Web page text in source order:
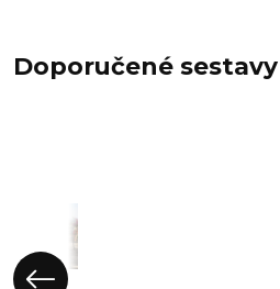
Doporučené sestavy